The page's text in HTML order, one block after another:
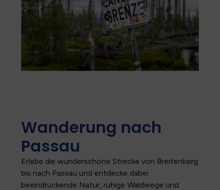
Wanderung nach
Passau
Erlebe die wunderschöne Strecke von Breitenberg
bis nach Passau und entdecke dabei
beeindruckende Natur, ruhige Waldwege und